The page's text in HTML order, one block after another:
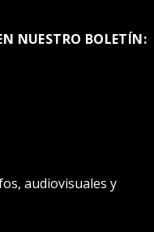
NUESTRO BOLETÍN:
audiovisuales y